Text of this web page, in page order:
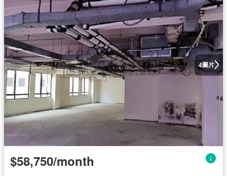
4圖片
$58,750/month